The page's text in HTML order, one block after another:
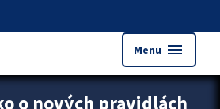
Menu menu
o nových pravidlách